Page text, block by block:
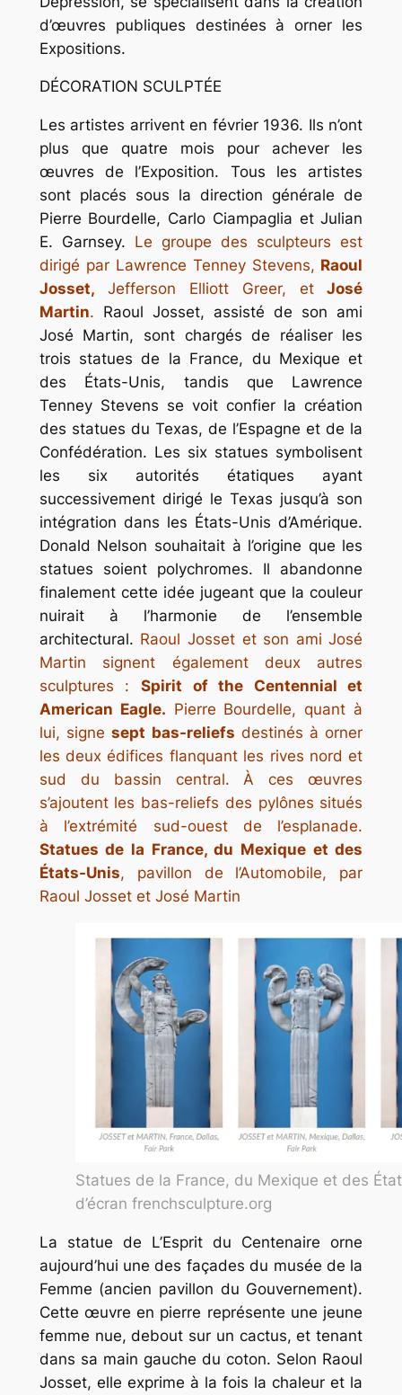
d’œuvres publiques destinées à orner les
Expositions.
DÉCORATION SCULPTÉE
Les artistes arrivent en février 1936. Ils n’ont
plus que quatre mois pour achever les
œuvres de l’Exposition. Tous les artistes
sont placés sous la direction générale de
Pierre Bourdelle, Carlo Ciampaglia et Julian
E. Garnsey. Le groupe des sculpteurs est
dirigé par Lawrence Tenney Stevens, Raoul
Josset, Jefferson Elliott Greer, etJosé
Martin. Raoul Josset, assisté de son ami
José Martin, sont chargés de réaliser les
trois statues de la France, du Mexique et
des États-Unis, tandis que Lawrence
Tenney Stevens se voit confier la création
des statues du Texas, de l’Espagne et de la
Confédération. Les six statues symbolisent
les six autorités étatiques ayant
successivement dirigé le Texas jusqu’à son
intégration dans les États-Unis d’Amérique.
Donald Nelson souhaitait à l’origine que les
statues soient polychromes. Il abandonne
finalement cette idée jugeant que la couleur
nuirait à l’harmonie de l’ensemble
architectural. Raoul Josset et son ami José
Martin signent également deux autres
sculptures : Spirit of the Centennial et
American Eagle. Pierre Bourdelle, quant à
lui, signesept bas-reliefs destinés à orner
les deux édifices flanquant les rives nord et
sud du bassin central. À ces œuvres
s’ajoutent les bas-reliefs des pylônes situés
à l’extrémité sud-ouest de l’esplanade.
Statues de la France, du Mexique et des
États-Unis, pavillon de l’Automobile, par
Raoul Josset et José Martin
Statues de la France, du Mexique et des
d’écran frenchsculpture.org
La statue de L’Esprit du Centenaire orne
aujourd’hui une des façades du musée de la
Femme (ancien pavillon du Gouvernement).
Cette œuvre en pierre représente une jeune
femme nue, debout sur un cactus, et tenant
dans sa main gauche du coton. Selon Raoul
Josset, elle exprime à la fois la chaleur et la